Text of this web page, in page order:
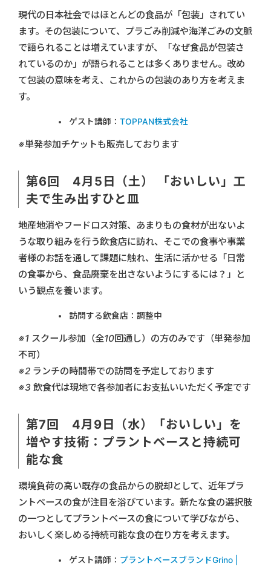
現代の日本社会ではほとんどの食品が「包装」されてい
ます。その包装について、プラごみ削減や海洋ごみの文脈
で語られることは増えていますが、「なぜ食品が包装さ
れているのか」が語られることは多くありません。改め
て包装の意味を考え、これからの包装のあり方を考えま
す。
ゲスト講師： TOPPAN株式会社
※単発参加チケットも販売しております
第6回 4月5日（土） 「おいしい」工
夫で生み出すひと皿
地産地消やフードロス対策、あまりもの食材が出ないよ
うな取り組みを行う飲食店に訪れ、そこでの食事や事業
者様のお話を通して課題に触れ、生活に活かせる「日常
の食事から、食品廃棄を出さないようにするには？」と
いう観点を養います。
訪問する飲食店：調整中
※1 スクール参加（全10回通し）の方のみです（単発参加
不可）
※2 ランチの時間帯での訪問を予定しております
※3 飲食代は現地で各参加者にお支払いいただく予定です
第7回 4月9日（水）「おいしい」を
増やす技術：プラントベースと持続可
能な食
環境負荷の高い既存の食品からの脱却として、近年プラ
ントベースの食が注目を浴びています。新たな食の選択肢
の一つとしてプラントベースの食について学びながら、
おいしく楽しめる持続可能な食の在り方を考えます。
ゲスト講師： プラントベースブランドGrino |